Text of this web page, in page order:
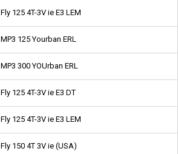
Fly 125 4T-3V ie E3 LEM
MP3 125 Yourban ERL
MP3 300 YOUrban ERL
Fly 125 4T-3V ie E3 DT
Fly 125 4T-3V ie E3 LEM
Fly 150 4T 3V ie (USA)